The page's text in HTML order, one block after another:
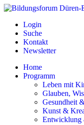
Login
Suche
Kontakt
Newsletter
Home
Programm
Leben mit
Glauben,
Gesundheit
Kunst &
Entwicklung